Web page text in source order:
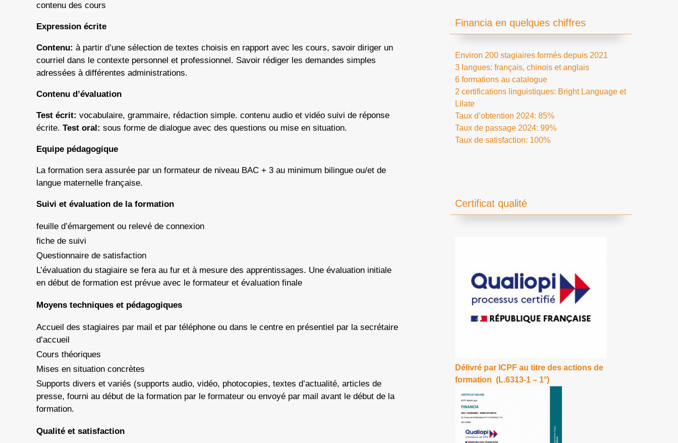
contenu des cours
Expression écrite
Contenu: à partir d’une sélection de textes choisis en rapport avec les cours, savoir diriger un
courriel dans le contexte personnel et professionnel. Savoir rédiger les demandes simples
adressées à différentes administrations.
Contenu d’évaluation
Test écrit: vocabulaire, grammaire, rédaction simple. contenu audio et vidéo suivi de réponse
écrite. Test oral: sous forme de dialogue avec des questions ou mise en situation.
Equipe pédagogique
La formation sera assurée par un formateur de niveau BAC + 3 au minimum bilingue ou/et de
langue maternelle française.
Suivi et évaluation de la formation
feuille d’émargement ou relevé de connexion
fiche de suivi
Questionnaire de satisfaction
L’évaluation du stagiaire se fera au fur et à mesure des apprentissages. Une évaluation initiale
en début de formation est prévue avec le formateur et évaluation finale
Moyens techniques et pédagogiques
Accueil des stagiaires par mail et par téléphone ou dans le centre en présentiel par la secrétaire
d’accueil
Cours théoriques
Mises en situation concrètes
Supports divers et variés (supports audio, vidéo, photocopies, textes d’actualité, articles de
presse, fourni au début de la formation par le formateur ou envoyé par mail avant le début de la
formation.
Qualité et satisfaction
Financia en quelques chiffres
Environ 200 stagiaires formés depuis 2021
3 langues: français, chinois et anglais
6 formations au catalogue
2 certifications linguistiques: Bright Language et
Lilate
Taux d’obtention 2024: 85%
Taux de passage 2024: 99%
Taux de satisfaction: 100%
Certificat qualité
Délivré par ICPF au titre des actions de
formation (L.6313-1 – 1°)